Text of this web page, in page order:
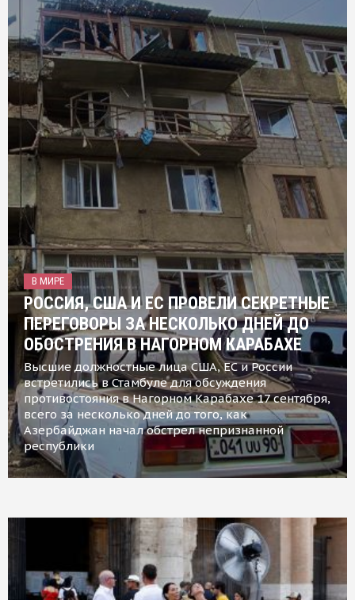
В МИРЕ
РОССИЯ, США И ЕС ПРОВЕЛИ СЕКРЕТНЫЕ
ПЕРЕГОВОРЫ ЗА НЕСКОЛЬКО ДНЕЙ ДО
ОБОСТРЕНИЯ В НАГОРНОМ КАРАБАХЕ
Высшие должностные лица США, ЕС и России
встретились в Стамбуле для обсуждения
противостояния в Нагорном Карабахе 17 сентября,
всего за несколько дней до того, как
Азербайджан начал обстрел непризнанной
республики